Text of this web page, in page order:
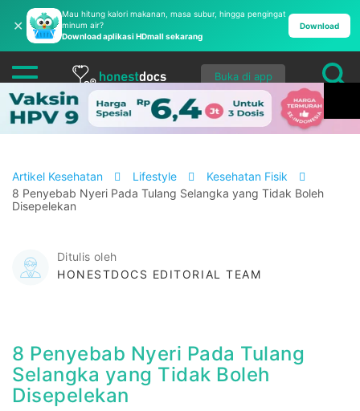
✕
Mau hitung kalori makanan, masa subur, hingga pengingat
minum air?
Download aplikasi HDmall sekarang
Download
Buka di app
Artikel Kesehatan Lifestyle
Kesehatan Fisik
8 Penyebab Nyeri Pada Tulang Selangka yang Tidak Boleh
Disepelekan
Ditulis oleh
HONESTDOCS EDITORIAL TEAM
8 Penyebab Nyeri Pada Tulang
Selangka yang Tidak Boleh
Disepelekan